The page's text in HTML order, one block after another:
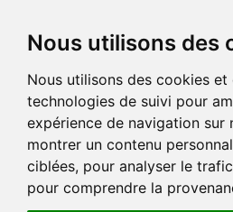
Nous utilisons des
Nous utilisons des cookies et
technologies de suivi pour
expérience de navigation sur
montrer un contenu
ciblées, pour analyser le
pour comprendre la